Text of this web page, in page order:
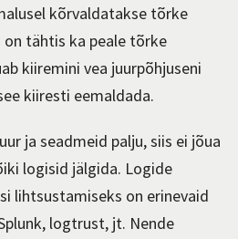
kõrvaldatakse tõrke
on tähtis ka peale tõrke
kiiremini vea juurpõhjuseni
kiiresti eemaldada.
ja seadmeid palju, siis ei jõua
logisid jälgida. Logide
lihtsustamiseks on erinevaid
logtrust, jt. Nende